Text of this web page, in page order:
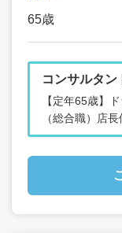
65歳
コンサルタン
【定年65歳】
（総合職）店